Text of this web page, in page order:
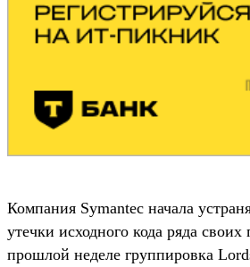
Компания Symantec начала
утечки исходного кода ряда
прошлой неделе группировка